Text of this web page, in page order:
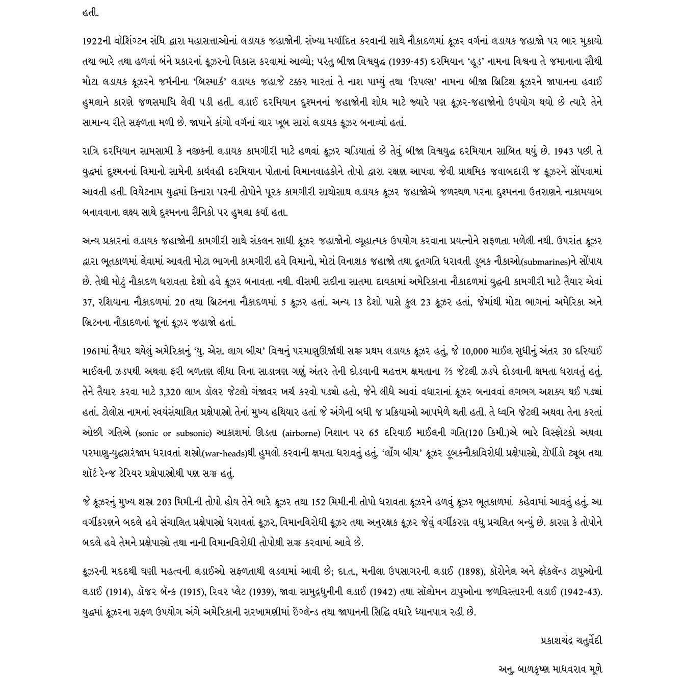
હતી.
1922ની વૉશિંગ્ટન સંધિ દ્વારા મહાસત્તાઓનાં લડાયક જહાજોની સંખ્યા મર્યાદિત કરવાની સાથે નૌકાદળમાં ક્રૂઝર વર્ગનાં લડાયક જહાજો પર ભાર મુકાયો
તથા ભારે તથા હળવાં બંને પ્રકારનાં ક્રૂઝરનો વિકાસ કરવામાં આવ્યો; પરંતુ બીજા વિશ્વયુદ્ધ (1939-45) દરમિયાન ‘હૂડ’ નામના વિશ્વના તે જમાનાના સૌથી
મોટા લડાયક ક્રૂઝરને જર્મનીના ‘બિસ્માર્ક’ લડાયક જહાજે ટક્કર મારતાં તે નાશ પામ્યું તથા ‘રિપલ્સ’ નામના બીજા બ્રિટિશ ક્રૂઝરને જાપાનના હવાઈ
હુમલાને કારણે જળસમાધિ લેવી પડી હતી. લડાઈ દરમિયાન દુશ્મનનાં જહાજોની શોધ માટે જ્યારે પણ ક્રૂઝર-જહાજોનો ઉપયોગ થયો છે ત્યારે તેને
સામાન્ય રીતે સફળતા મળી છે. જાપાને કાંગો વર્ગનાં ચાર ખૂબ સારાં લડાયક ક્રૂઝર બનાવ્યાં હતાં.
રાત્રિ દરમિયાન સામસામી કે નજીકની લડાયક કામગીરી માટે હળવાં ક્રૂઝર ચડિયાતાં છે તેવું બીજા વિશ્વયુદ્ધ દરમિયાન સાબિત થયું છે. 1943 પછી તે
યુદ્ધમાં દુશ્મનનાં વિમાનો સામેની કાર્યવહી દરમિયાન પોતાનાં વિમાનવાહકોને તોપો દ્વારા રક્ષણ આપવા જેવી પ્રાથમિક જવાબદારી જ ક્રૂઝરને સોંપવામાં
આવતી હતી. વિયેટનામ યુદ્ધમાં કિનારા પરની તોપોને પૂરક કામગીરી સાથોસાથ લડાયક ક્રૂઝર જહાજોએ જળસ્થળ પરના દુશ્મનના ઉતરાણને નાકામયાબ
બનાવવાના લક્ષ્ય સાથે દુશ્મનના સૈનિકો પર હુમલા કર્યા હતા.
અન્ય પ્રકારનાં લડાયક જહાજોની કામગીરી સાથે સંકલન સાધી ક્રૂઝર જહાજોનો વ્યૂહાત્મક ઉપયોગ કરવાના પ્રયત્નોને સફળતા મળેલી નથી. ઉપરાંત ક્રૂઝર
દ્વારા ભૂતકાળમાં લેવામાં આવતી મોટા ભાગની કામગીરી હવે વિમાનો, મોટાં વિનાશક જહાજો તથા દ્રુતગતિ ધરાવતી ડૂબક નૌકાઓ(submarines)ને સોંપાય
છે. તેથી મોટું નૌકાદળ ધરાવતા દેશો હવે ક્રૂઝર બનાવતા નથી. વીસમી સદીના સાતમા દાયકામાં અમેરિકાના નૌકાદળમાં યુદ્ધની કામગીરી માટે તૈયાર એવાં
37, રશિયાના નૌકાદળમાં 20 તથા બ્રિટનના નૌકાદળમાં 5 ક્રૂઝર હતાં. અન્ય 13 દેશો પાસે કુલ 23 ક્રૂઝર હતાં, જેમાંથી મોટા ભાગનાં અમેરિકા અને
બ્રિટનના નૌકાદળનાં જૂનાં ક્રૂઝર જહાજો હતાં.
1961માં તૈયાર થયેલું અમેરિકાનું ‘યુ. એસ. લાગ બીચ’ વિશ્વનું પરમાણુઊર્જાથી સજ્જ પ્રથમ લડાયક ક્રૂઝર હતું, જે 10,000 માઈલ સુધીનું અંતર 30 દરિયાઈ
માઈલની ઝડપથી અથવા ફરી બળતણ લીધા વિના સાડાત્રણ ગણું અંતર તેની દોડવાની મહત્તમ ક્ષમતાના ⅔ જેટલી ઝડપે દોડવાની ક્ષમતા ધરાવતું હતું.
તેને તૈયાર કરવા માટે 3,320 લાખ ડૉલર જેટલો ગંજાવર ખર્ચ કરવો પડ્યો હતો, જેને લીધે આવાં વધારાનાં ક્રૂઝર બનાવવાં લગભગ અશક્ય થઈ પડ્યાં
હતાં. ટોલોસ નામનાં સ્વયંસંચાલિત પ્રક્ષેપાસ્ત્રો તેનાં મુખ્ય હથિયાર હતાં જે અંગેની બધી જ પ્રક્રિયાઓ આપમેળે થતી હતી. તે ધ્વનિ જેટલી અથવા તેના કરતાં
ઓછી ગતિએ (sonic or subsonic) આકાશમાં ઊડતા (airborne) નિશાન પર 65 દરિયાઈ માઈલની ગતિ(120 કિમી.)એ ભારે વિસ્ફોટકો અથવા
પરમાણુ-યુદ્ધસરંજામ ધરાવતાં શસ્ત્રો(war-heads)થી હુમલો કરવાની ક્ષમતા ધરાવતું હતું. ‘લૉંગ બીચ’ ક્રૂઝર ડૂબકનૌકાવિરોધી પ્રક્ષેપાસ્ત્રો, ટૉર્પીડો ટ્યૂબ તથા
શૉર્ટ રેન્જ ટેરિયર પ્રક્ષેપાસ્ત્રોથી પણ સજ્જ હતું.
જે ક્રૂઝરનું મુખ્ય શસ્ત્ર 203 મિમી.ની તોપો હોય તેને ભારે ક્રૂઝર તથા 152 મિમી.ની તોપો ધરાવતા ક્રૂઝરને હળવું ક્રૂઝર ભૂતકાળમાં કહેવામાં આવતું હતું. આ
વર્ગીકરણને બદલે હવે સંચાલિત પ્રક્ષેપાસ્ત્રો ધરાવતાં ક્રૂઝર, વિમાનવિરોધી ક્રૂઝર તથા અનુરક્ષક ક્રૂઝર જેવું વર્ગીકરણ વધુ પ્રચલિત બન્યું છે. કારણ કે તોપોને
બદલે હવે તેમને પ્રક્ષેપાસ્ત્રો તથા નાની વિમાનવિરોધી તોપોથી સજ્જ કરવામાં આવે છે.
ક્રૂઝરની મદદથી ઘણી મહત્વની લડાઈઓ સફળતાથી લડવામાં આવી છે; દા.ત., મનીલા ઉપસાગરની લડાઈ (1898), કૉરોનેલ અને ફૉકલૅન્ડ ટાપુઓની
લડાઈ (1914), ડૉજર બૅન્ક (1915), રિવર પ્લેટ (1939), જાવા સામુદ્રધુનીની લડાઈ (1942) તથા સૉલોમન ટાપુઓના જળવિસ્તારની લડાઈ (1942-43).
યુદ્ધમાં ક્રૂઝરના સફળ ઉપયોગ અંગે અમેરિકાની સરખામણીમાં ઇંગ્લૅન્ડ તથા જાપાનની સિદ્ધિ વધારે ધ્યાનપાત્ર રહી છે.
પ્રકાશચંદ્ર ચતુર્વેદી
અનુ. બાળકૃષ્ણ માધવરાવ મૂળે